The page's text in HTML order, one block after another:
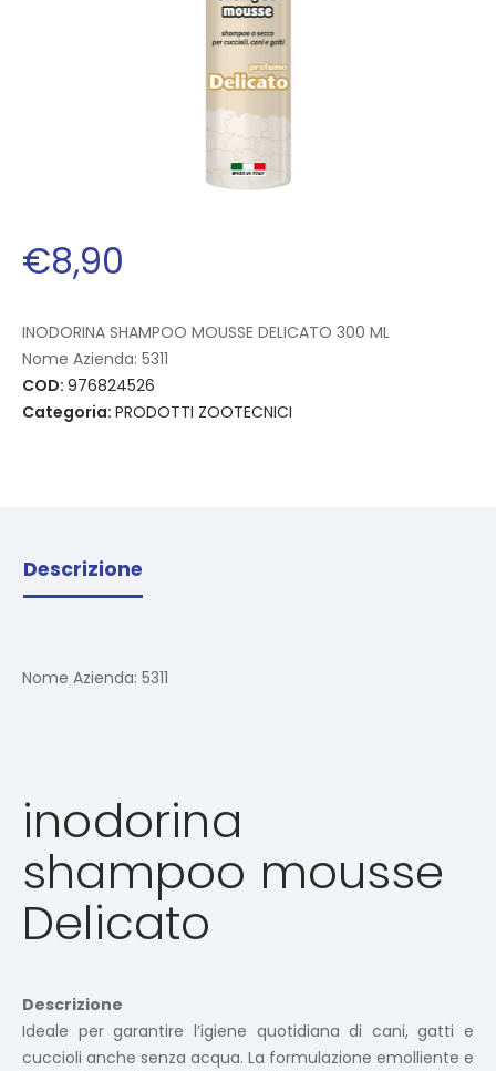
€8,90
INODORINA SHAMPOO MOUSSE DELICATO 300 ML
Nome Azienda: 5311
COD: 976824526
Categoria: PRODOTTI ZOOTECNICI
Descrizione
Nome Azienda: 5311
inodorina
shampoo mousse
Delicato
Descrizione
Ideale per garantire l’igiene quotidiana di cani, gatti e
cuccioli anche senza acqua. La formulazione emolliente e